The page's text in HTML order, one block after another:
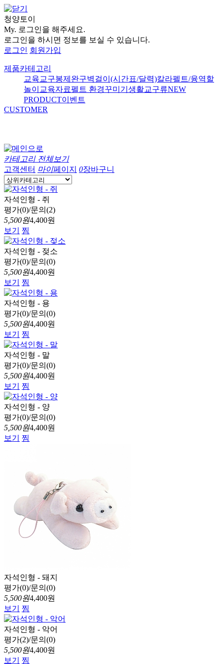
청양토이
My. 로그인을 해주세요.
로그인을 하시면 정보를 보실 수 있습니다.
로그인 회원가입
제품카테고리
교육교구봉제완구벽걸이(시간표/달력)칼라펠트/융역할
놀이 교육자료펠트 환경꾸미기 생활교구류NEW
PRODUCT이벤트
CUSTOMER
카테고리 전체보기
고객센터 마이페이지 0장바구니
자석인형 - 쥐
평가(0)/문의(2)
5,500원4,400원
보기
찜
자석인형 - 젖소
평가(0)/문의(0)
5,500원4,400원
보기
찜
자석인형 - 용
평가(0)/문의(0)
5,500원4,400원
보기
찜
자석인형 - 말
평가(0)/문의(0)
5,500원4,400원
보기
찜
자석인형 - 양
평가(0)/문의(0)
5,500원4,400원
보기
찜
자석인형 - 돼지
평가(0)/문의(0)
5,500원4,400원
보기
찜
자석인형 - 악어
평가(2)/문의(0)
5,500원4,400원
보기
찜